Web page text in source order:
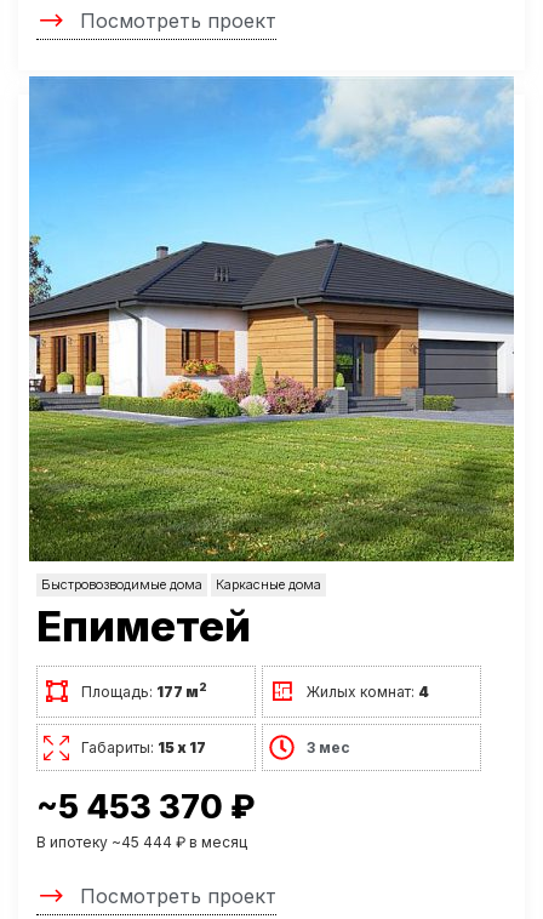
Посмотреть проект
Быстровозводимые дома Каркасные дома
Епиметей
Площадь: 177 м2 Жилых комнат: 4
Габариты: 15 х 17 3 мес
~5 453 370 ₽
В ипотеку ~45 444 ₽ в месяц
Посмотреть проект